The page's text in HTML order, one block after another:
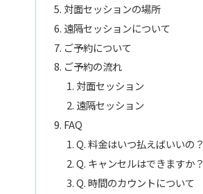
対面セッションの場所
遠隔セッションについて
ご予約について
ご予約の流れ
対面セッション
遠隔セッション
FAQ
Q. 料金はいつ払えばいいの？
Q. キャンセルはできますか？
Q. 時間のカウントについて